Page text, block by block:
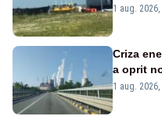
către
1 aug. 2026,
Criza
a oprit
de la
1 aug. 2026,